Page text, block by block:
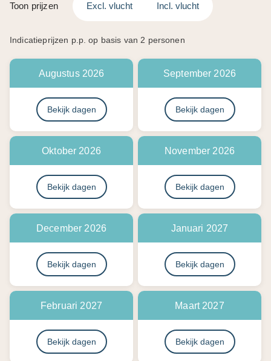
Toon prijzen Excl. vlucht Incl. vlucht
Indicatieprijzen p.p. op basis van 2 personen
Augustus 2026
Bekijk dagen
September 2026
Bekijk dagen
Oktober 2026
Bekijk dagen
November 2026
Bekijk dagen
December 2026
Bekijk dagen
Januari 2027
Bekijk dagen
Februari 2027
Bekijk dagen
Maart 2027
Bekijk dagen